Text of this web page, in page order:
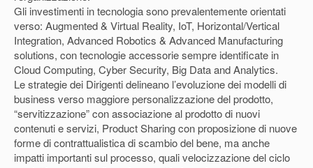
Gli investimenti in tecnologia sono prevalentemente orientati
verso: Augmented & Virtual Reality, IoT, Horizontal/Vertical
Integration, Advanced Robotics & Advanced Manufacturing
solutions, con tecnologie accessorie sempre identificate in
Cloud Computing, Cyber Security, Big Data and Analytics.
Le strategie dei Dirigenti delineano l’evoluzione dei modelli di
business verso maggiore personalizzazione del prodotto,
“servitizzazione” con associazione al prodotto di nuovi
contenuti e servizi, Product Sharing con proposizione di nuove
forme di contrattualistica di scambio del bene, ma anche
impatti importanti sul processo, quali velocizzazione del ciclo